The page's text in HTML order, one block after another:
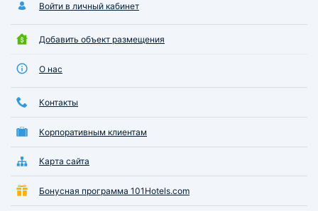
Войти в личный кабинет
Добавить объект размещения
О нас
Контакты
Корпоративным клиентам
Карта сайта
Бонусная программа 101Hotels.com